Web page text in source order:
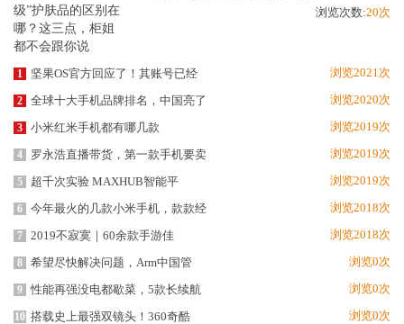
浏览次数:20次
1 坚果OS官方回应了！其账号已经 浏览2021次
2 全球十大手机品牌排名，中国亮了 浏览2020次
3 小米红米手机都有哪几款 浏览2019次
4 罗永浩直播带货，第一款手机要卖 浏览2019次
5 超千次实验 MAXHUB智能平 浏览2019次
6 今年最火的几款小米手机，款款经 浏览2018次
7 2019不寂寞｜60余款手游佳 浏览2018次
8 希望尽快解决问题，Arm中国管 浏览0次
9 性能再强没电都歇菜，5款长续航 浏览0次
10 搭载史上最强双镜头！360奇酷 浏览0次